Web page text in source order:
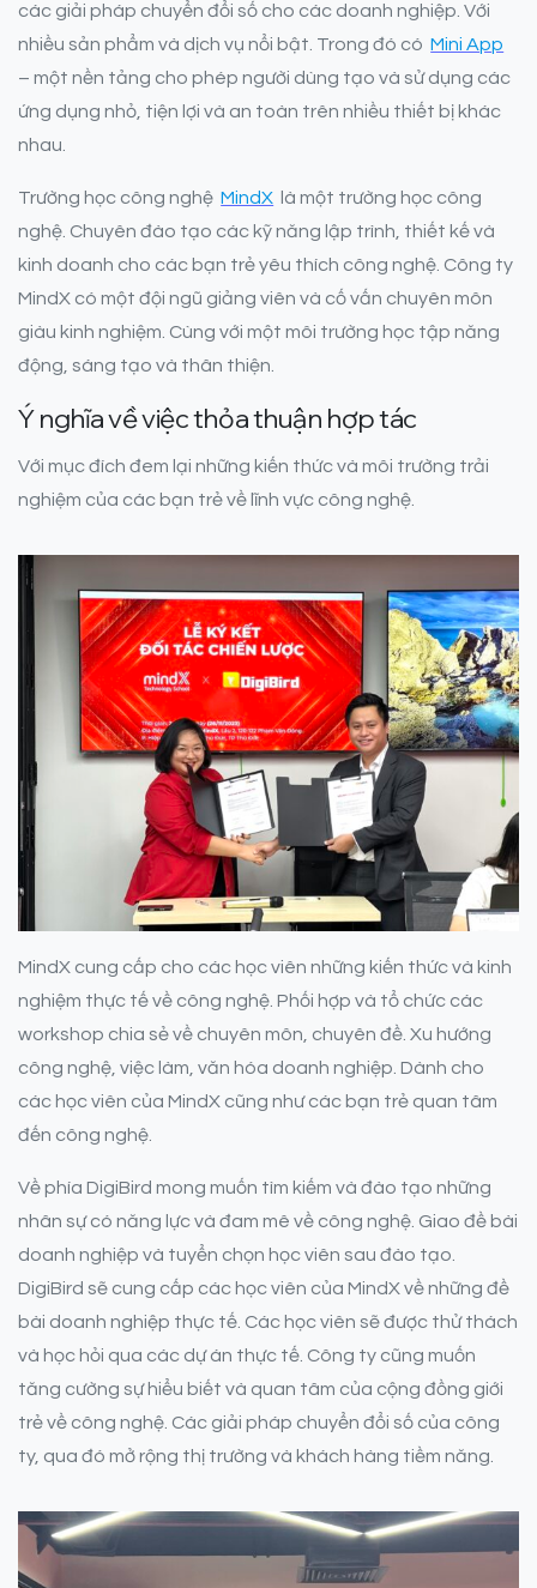
các giải pháp chuyển đổi số cho các doanh nghiệp. Với
nhiều sản phẩm và dịch vụ nổi bật. Trong đó có Mini App
– một nền tảng cho phép người dùng tạo và sử dụng các
ứng dụng nhỏ, tiện lợi và an toàn trên nhiều thiết bị khác
nhau.
Trường học công nghệ MindX
là một trường học công
nghệ. Chuyên đào tạo các kỹ năng lập trình, thiết kế và
kinh doanh cho các bạn trẻ yêu thích công nghệ. Công ty
MindX có một đội ngũ giảng viên và cố vấn chuyên môn
giàu kinh nghiệm. Cùng với một môi trường học tập năng
động, sáng tạo và thân thiện.
Ý nghĩa về việc thỏa thuận hợp tác
Với mục đích đem lại những kiến thức và môi trường trải
nghiệm của các bạn trẻ về lĩnh vực công nghệ.
MindX cung cấp cho các học viên những kiến thức và kinh
nghiệm thực tế về công nghệ. Phối hợp và tổ chức các
workshop chia sẻ về chuyên môn, chuyên đề. Xu hướng
công nghệ, việc làm, văn hóa doanh nghiệp. Dành cho
các học viên của MindX cũng như các bạn trẻ quan tâm
đến công nghệ.
Về phía DigiBird mong muốn tìm kiếm và đào tạo những
nhân sự có năng lực và đam mê về công nghệ. Giao đề bài
doanh nghiệp và tuyển chọn học viên sau đào tạo.
DigiBird sẽ cung cấp các học viên của MindX về những đề
bài doanh nghiệp thực tế. Các học viên sẽ được thử thách
và học hỏi qua các dự án thực tế. Công ty cũng muốn
tăng cường sự hiểu biết và quan tâm của cộng đồng giới
trẻ về công nghệ. Các giải pháp chuyển đổi số của công
ty, qua đó mở rộng thị trường và khách hàng tiềm năng.